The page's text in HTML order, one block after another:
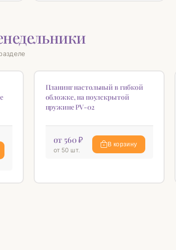
Планинг настольный в гибкой
обложке, на поулскрытой
пружине PV-02
от 560 ₽
от 50 шт.
В корзину